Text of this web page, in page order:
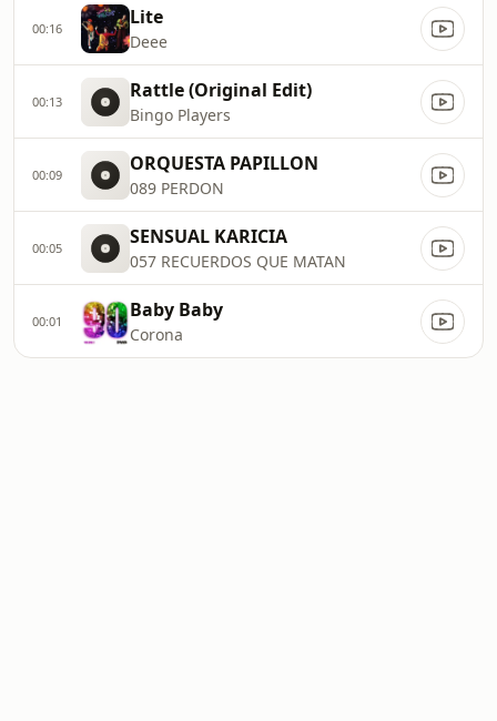
00:16 Lite
Deee
00:13 Rattle (Original Edit)
Bingo Players
00:09 ORQUESTA PAPILLON
089 PERDON
00:05 SENSUAL KARICIA
057 RECUERDOS QUE MATAN
00:01 Baby Baby
Corona